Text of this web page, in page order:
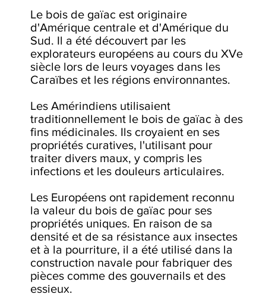
Le bois de gaïac est originaire
d'Amérique centrale et d'Amérique du
Sud. Il a été découvert par les
explorateurs européens au cours du XVe
siècle lors de leurs voyages dans les
Caraïbes et les régions environnantes.
Les Amérindiens utilisaient
traditionnellement le bois de gaïac à des
fins médicinales. Ils croyaient en ses
propriétés curatives, l'utilisant pour
traiter divers maux, y compris les
infections et les douleurs articulaires.
Les Européens ont rapidement reconnu
la valeur du bois de gaïac pour ses
propriétés uniques. En raison de sa
densité et de sa résistance aux insectes
et à la pourriture, il a été utilisé dans la
construction navale pour fabriquer des
pièces comme des gouvernails et des
essieux.